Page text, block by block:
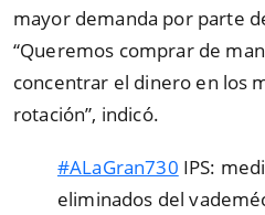
mayor demanda por parte
“Queremos comprar de
concentrar el dinero en los
rotación”, indicó.
#ALaGran730 IPS:
eliminados del